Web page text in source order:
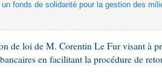
fonds de solidarité pour la gestion des
de loi de M. Corentin Le Fur visant à
en facilitant la procédure de